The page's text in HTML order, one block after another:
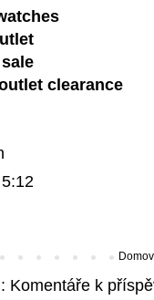
clearance
Komentáře k